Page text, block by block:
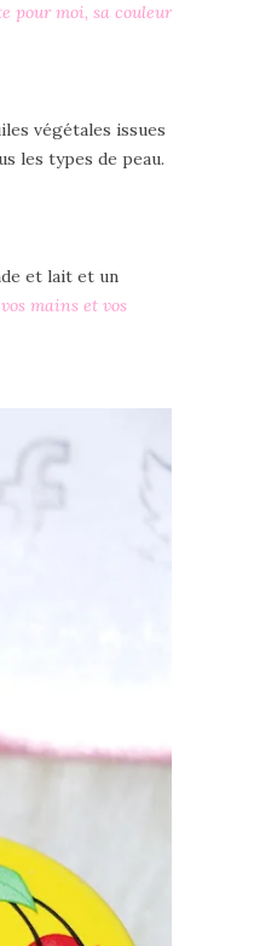
pour moi, sa couleur
végétales issues
les types de peau.
et lait et un
mains et vos